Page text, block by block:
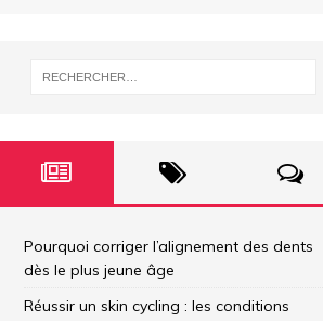
Pourquoi corriger l’alignement des dents
dès le plus jeune âge
Réussir un skin cycling : les conditions